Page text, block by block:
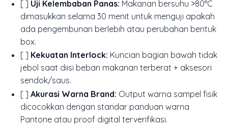
[ ] Uji Kelembaban Panas: Makanan bersuhu >80°C
dimasukkan selama 30 menit untuk menguji apakah
ada pengembunan berlebih atau perubahan bentuk
box.
[ ] Kekuatan Interlock: Kuncian bagian bawah tidak
jebol saat diisi beban makanan terberat + aksesori
sendok/saus.
[ ] Akurasi Warna Brand: Output warna sampel fisik
dicocokkan dengan standar panduan warna
Pantone atau proof digital terverifikasi.